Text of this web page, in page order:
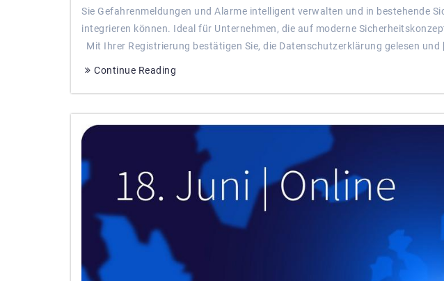
Sie Gefahrenmeldungen und Alarme intelligent verwalten und in bestehende
integrieren können. Ideal für Unternehmen, die auf moderne
Mit Ihrer Registrierung bestätigen Sie, die Datenschutzerklärung gelesen und
Continue Reading